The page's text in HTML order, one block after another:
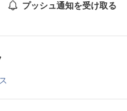
プッシュ通知を受け取る